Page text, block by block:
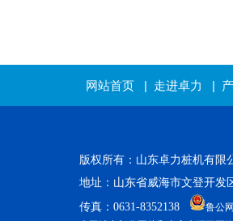
网站首页| 走进卓力 |
版权所有：山东卓力桩机有
地址：山东省威海市文登开发
传真：0631-8352138
鲁公